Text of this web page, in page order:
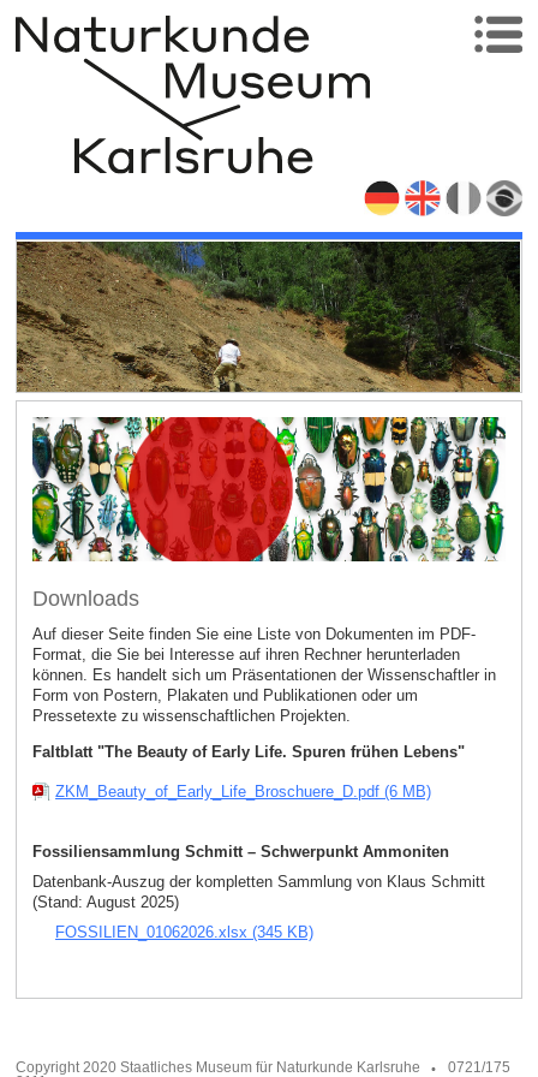
Downloads
Auf dieser Seite finden Sie eine Liste von Dokumenten im PDF-
Format, die Sie bei Interesse auf ihren Rechner herunterladen
können. Es handelt sich um Präsentationen der Wissenschaftler in
Form von Postern, Plakaten und Publikationen oder um
Pressetexte zu wissenschaftlichen Projekten.
Faltblatt "The Beauty of Early Life. Spuren frühen Lebens"
ZKM_Beauty_of_Early_Life_Broschuere_D.pdf (6 MB)
Fossiliensammlung Schmitt – Schwerpunkt Ammoniten
Datenbank-Auszug der kompletten Sammlung von Klaus Schmitt
(Stand: August 2025)
FOSSILIEN_01062026.xlsx (345 KB)
Copyright 2020 Staatliches Museum für Naturkunde Karlsruhe
0721/175